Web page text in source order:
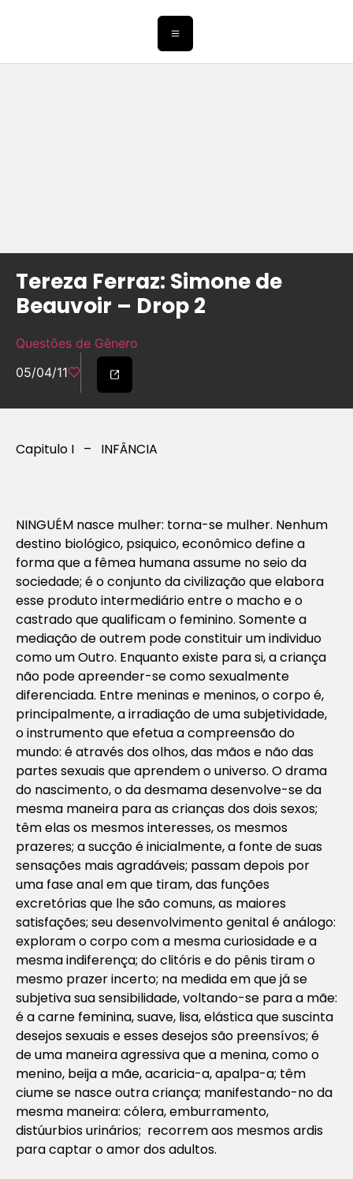
Tereza Ferraz: Simone de
Beauvoir – Drop 2
Questões de Gênero
05/04/11
Capitulo I – INFÂNCIA
NINGUÉM nasce mulher: torna-se mulher. Nenhum
destino biológico, psiquico, econômico define a
forma que a fêmea humana assume no seio da
sociedade; é o conjunto da civilização que elabora
esse produto intermediário entre o macho e o
castrado que qualificam o feminino. Somente a
mediação de outrem pode constituir um individuo
como umOutro. Enquanto existe para si, a criança
não pode apreender-se como sexualmente
diferenciada. Entre meninas e meninos, o corpo é,
principalmente, a irradiação de uma subjetividade,
o instrumento que efetua a compreensão do
mundo: é através dos olhos, das mãos e não das
partes sexuais que aprendem o universo. O drama
do nascimento, o da desmama desenvolve-se da
mesma maneira para as crianças dos dois sexos;
têm elas os mesmos interesses, os mesmos
prazeres; a sucção é inicialmente, a fonte de suas
sensações mais agradáveis; passam depois por
uma fase anal em que tiram, das funções
excretórias que lhe são comuns, as maiores
satisfações; seu desenvolvimento genital é análogo:
exploram o corpo com a mesma curiosidade e a
mesma indiferença; do clitóris e do pênis tiram o
mesmo prazer incerto; na medida em que já se
subjetiva sua sensibilidade, voltando-se para a mãe:
é a carne feminina, suave, lisa, elástica que suscinta
desejos sexuais e esses desejos são preensívos; é
de uma maneira agressiva que a menina, como o
menino, beija a mãe, acaricia-a, apalpa-a; têm
ciume se nasce outra criança; manifestando-no da
mesma maneira: cólera, emburramento,
distúurbios urinários; recorrem aos mesmos ardis
para captar o amor dos adultos.